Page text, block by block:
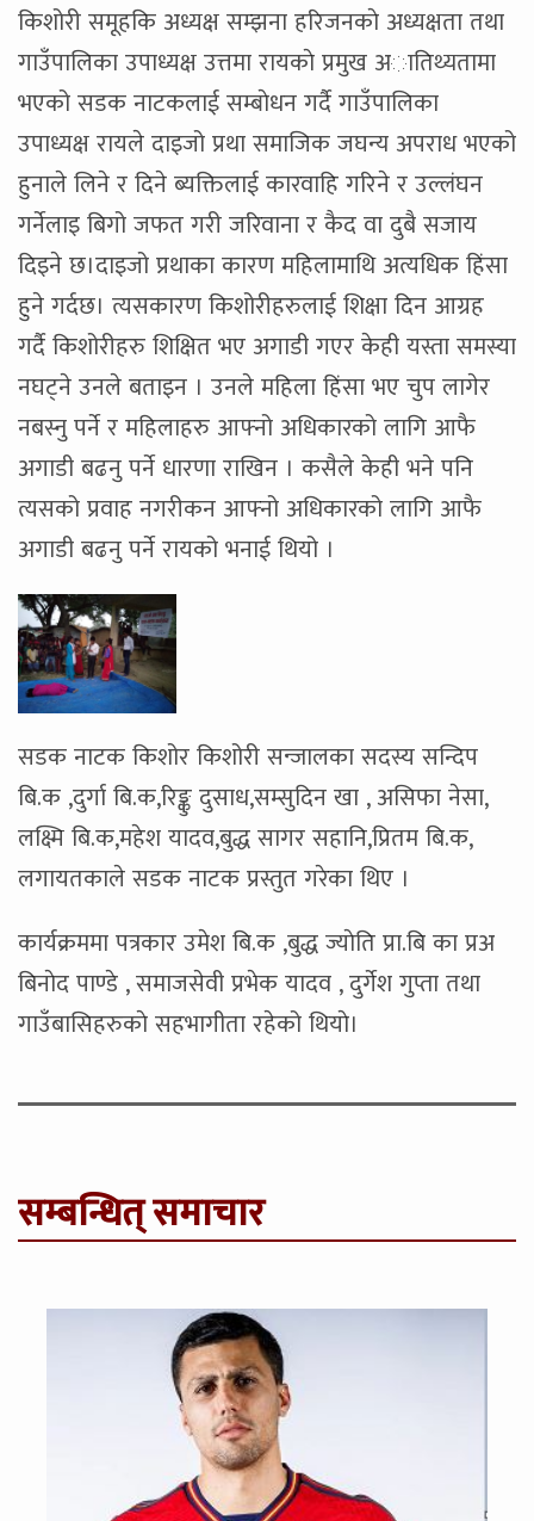
किशोरी समूहकि अध्यक्ष सम्झना हरिजनकाे अध्यक्षता तथा
गाउँपालिका उपाध्यक्ष उत्तमा रायकाे प्रमुख अातिथ्यतामा
भएको सडक नाटकलाई सम्बाेधन गर्दै गाउँपालिका
उपाध्यक्ष रायले दाइजो प्रथा समाजिक जघन्य अपराध भएको
हुनाले लिने र दिने ब्यक्तिलाई कारवाहि गरिने र उल्लंघन
गर्नेलाइ बिगो जफत गरी जरिवाना र कैद वा दुबै सजाय
दिइने छ।दाइजो प्रथाका कारण महिलामाथि अत्यधिक हिंसा
हुने गर्दछ। त्यसकारण किशोरीहरुलाई शिक्षा दिन आग्रह
गर्दै किशोरीहरु शिक्षित भए अगाडी गएर केही यस्ता समस्या
नघट्ने उनले बताइन । उनले महिला हिंसा भए चुप लागेर
नबस्नु पर्ने र महिलाहरु आफ्नो अधिकारको लागि आफै
अगाडी बढनु पर्ने धारणा राखिन । कसैले केही भने पनि
त्यसको प्रवाह नगरीकन आफ्नो अधिकारको लागि आफै
अगाडी बढनु पर्ने रायको भनाई थियो ।
सडक नाटक किशोर किशोरी सन्जालका सदस्य सन्दिप
बि.क ,दुर्गा बि.क,रिङ्कु दुसाध,सम्सुदिन खा , असिफा नेसा,
लक्ष्मि बि.क,महेश यादव,बुद्ध सागर सहानि,प्रितम बि.क,
लगायतकाले सडक नाटक प्रस्तुत गरेका थिए ।
कार्यक्रममा पत्रकार उमेश बि.क ,बुद्ध ज्याेति प्रा.बि का प्रअ
बिनाेद पाण्डे , समाजसेवी प्रभेक यादव , दुर्गेश गुप्ता तथा
गाउँबासिहरुकाे सहभागीता रहेको थियाे।
सम्बन्धित् समाचार